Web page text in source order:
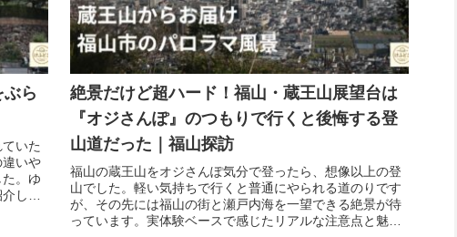
ら
いた
いや
。ゆ
しま
絶景だけど超ハード！福山・蔵王山展望台は
『オジさんぽ』のつもりで行くと後悔する登
山道だった｜福山探訪
福山の蔵王山をオジさんぽ気分で登ったら、想像以上の登
山でした。軽い気持ちで行くと普通にやられる道のりです
が、その先には福山の街と瀬戸内海を一望できる絶景が待
っています。実体験ベースで感じたリアルな注意点と魅力